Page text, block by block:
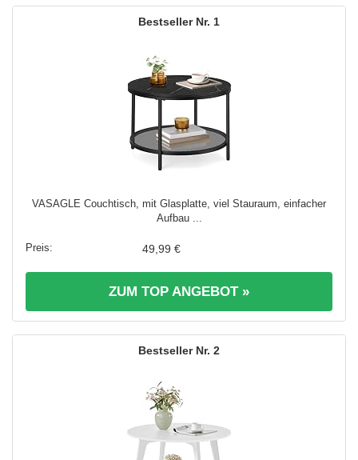
1
VASAGLE Couchtisch, mit Glasplatte, viel Stauraum, einfacher
Aufbau ...
49,99 €
ZUM TOP ANGEBOT »
2